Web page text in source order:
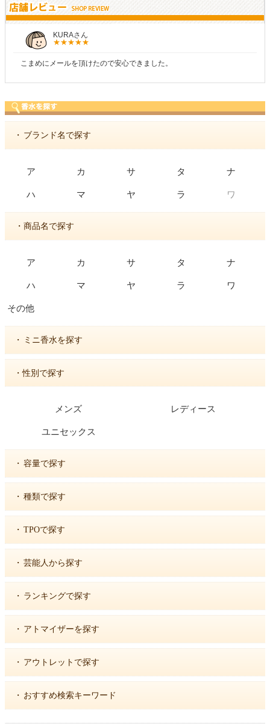
KURAさん
こまめにメールを頂けたので安心できました。
・ ブランド名で探す
ア カ サ タ ナ
ハ マ ヤ ラ ワ
・商品名で探す
ア カ サ タ ナ
ハ マ ヤ ラ ワ
その他
・ ミニ香水を探す
・性別で探す
メンズ レディース
ユニセックス
・ 容量で探す
・ 種類で探す
・ TPOで探す
・ 芸能人から探す
・ ランキングで探す
・ アトマイザーを探す
・ アウトレットで探す
・ おすすめ検索キーワード